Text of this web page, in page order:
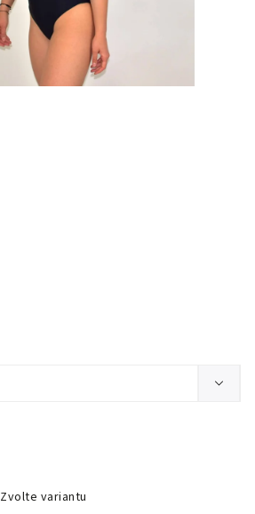
Zvolte variantu